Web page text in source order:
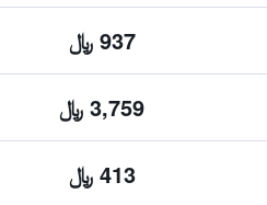
937 ﷼
3,759 ﷼
413 ﷼